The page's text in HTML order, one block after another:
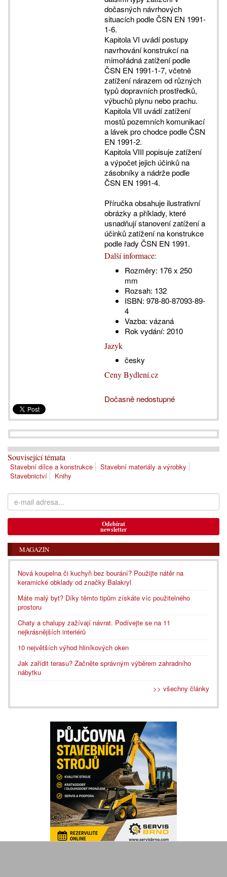
dočasných návrhových
situacích podle ČSN EN 1991-
1-6.
Kapitola VI uvádí postupy
navrhování konstrukcí na
mimořádná zatížení podle
ČSN EN 1991-1-7, včetně
zatížení nárazem od různých
typů dopravních prostředků,
výbuchů plynu nebo prachu.
Kapitola VII uvádí zatížení
mostů pozemních komunikací
a lávek pro chodce podle ČSN
EN 1991-2.
Kapitola VIII popisuje zatížení
a výpočet jejich účinků na
zásobníky a nádrže podle
ČSN EN 1991-4.
Příručka obsahuje ilustrativní
obrázky a příklady, které
usnadňují stanovení zatížení a
účinků zatížení na konstrukce
podle řady ČSN EN 1991.
Další informace:
Rozměry: 176 x 250
mm
Rozsah: 132
ISBN: 978-80-87093-89-
4
Vazba: vázaná
Rok vydání: 2010
Jazyk
česky
Ceny Bydlení.cz
Dočasně nedostupné
Související témata
Stavební dílce a konstrukce
Stavební materiály a výrobky
Stavebnictví
Knihy
Odebírat
newsletter
MAGAZÍN
Nová koupelna či kuchyň bez bourání? Použijte nátěr na
keramické obklady od značky Balakryl
Máte malý byt? Díky těmto tipům získáte víc použitelného
prostoru
Chaty a chalupy zažívají návrat. Podívejte se na 11
nejkrásnějších interiérů
10 největších výhod hliníkových oken
Jak zařídit terasu? Začněte správným výběrem zahradního
nábytku
>> všechny články